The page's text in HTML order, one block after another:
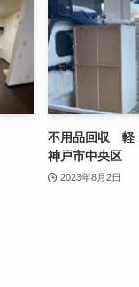
不用品回収 軽
神戸市中央区
2023年8月2日